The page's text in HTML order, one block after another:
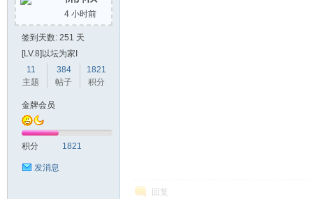
4 小时前
签到天数: 251 天
[LV.8]以坛为家I
11
主题
384
帖子
1821
积分
金牌会员
积分 1821
发消息
回复